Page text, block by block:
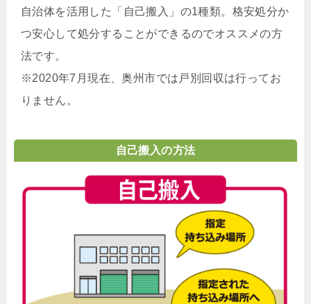
自治体を活用した「自己搬入」の1種類。格安処分か
つ安心して処分することができるのでオススメの方
法です。
※2020年7月現在、奥州市では戸別回収は行ってお
りません。
自己搬入の方法